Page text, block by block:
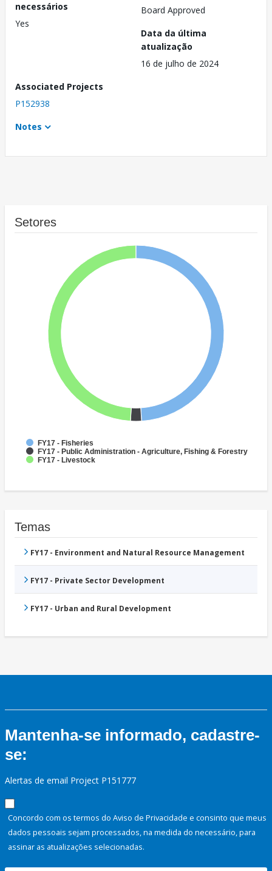
necessários
Yes
Board Approved
Data da última
atualização
16 de julho de 2024
Associated Projects
P152938
Notes
Setores
FY17 - Fisheries
FY17 - Public Administration - Agriculture, Fishing & Forestry
FY17 - Livestock
Temas
FY17 - Environment and Natural Resource Management
FY17 - Private Sector Development
FY17 - Urban and Rural Development
Mantenha-se informado, cadastre-
se:
Alertas de email Project P151777
Concordo com os termos do Aviso de Privacidade e consinto que meus
dados pessoais sejam processados, na medida do necessário, para
assinar as atualizações selecionadas.